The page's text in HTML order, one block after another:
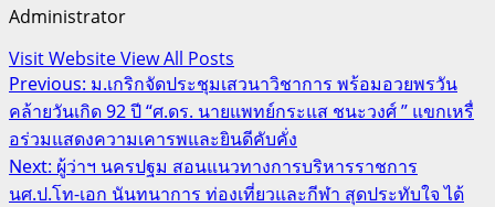
Administrator
Visit WebsiteView All Posts
Post
navigation
Previous: ม.เกริกจัดประชุมเสวนาวิชาการ พร้อมอวยพรวัน
คล้ายวันเกิด 92 ปี “ศ.ดร. นายแพทย์กระแส ชนะวงศ์ ” แขกเหรื่
อร่วมแสดงความเคารพและยินดีคับคั่ง
Next: ผู้ว่าฯ นครปฐม สอนแนวทางการบริหารราชการ
นศ.ป.โท-เอก นันทนาการ ท่องเที่ยวและกีฬา สุดประทับใจ ได้